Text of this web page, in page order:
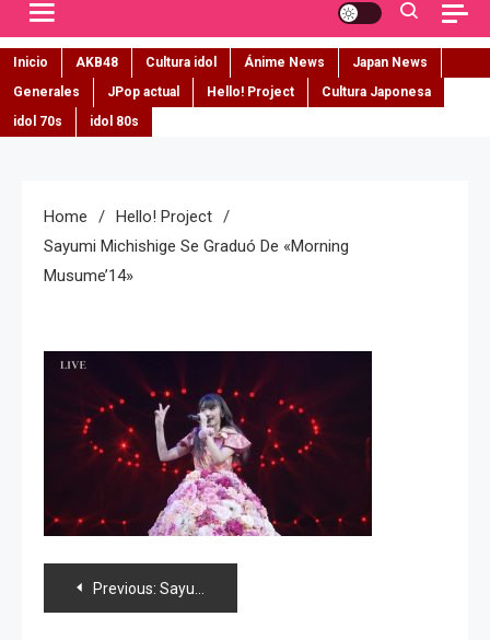
Inicio AKB48 Cultura idol Ánime News
Japan News
Generales
JPop actual Hello! Project
Cultura Japonesa
idol 70s
idol 80s
Home
Hello! Project
Sayumi Michishige Se Graduó De «Morning
Musume’14»
Navegación
Previous: Sayumi Michishige se graduó de «Morning Musume’14»